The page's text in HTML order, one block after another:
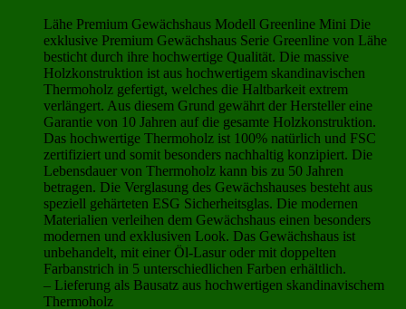
Lähe Premium Gewächshaus Modell Greenline Mini Die
exklusive Premium Gewächshaus Serie Greenline von Lähe
besticht durch ihre hochwertige Qualität. Die massive
Holzkonstruktion ist aus hochwertigem skandinavischen
Thermoholz gefertigt, welches die Haltbarkeit extrem
verlängert. Aus diesem Grund gewährt der Hersteller eine
Garantie von 10 Jahren auf die gesamte Holzkonstruktion.
Das hochwertige Thermoholz ist 100% natürlich und FSC
zertifiziert und somit besonders nachhaltig konzipiert. Die
Lebensdauer von Thermoholz kann bis zu 50 Jahren
betragen. Die Verglasung des Gewächshauses besteht aus
speziell gehärteten ESG Sicherheitsglas. Die modernen
Materialien verleihen dem Gewächshaus einen besonders
modernen und exklusiven Look. Das Gewächshaus ist
unbehandelt, mit einer Öl-Lasur oder mit doppelten
Farbanstrich in 5 unterschiedlichen Farben erhältlich.
– Lieferung als Bausatz aus hochwertigen skandinavischem
Thermoholz